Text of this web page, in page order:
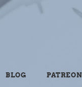
BLOG PATREON